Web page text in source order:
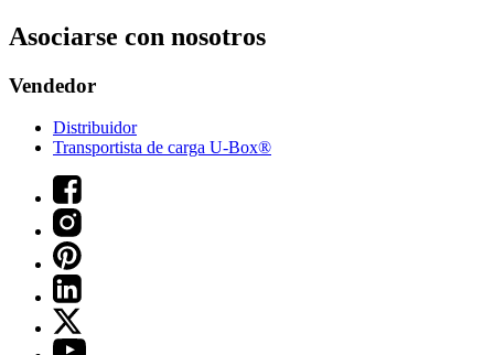
Asociarse con nosotros
Vendedor
Distribuidor
Transportista de carga U-Box®